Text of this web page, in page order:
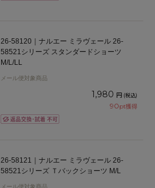
26-58120｜ナルエー ミラヴェール 26-
58521シリーズ スタンダードショーツ
M/L/LL
メール便対象商品
1,980 円 (税込)
90pt獲得
26-58121｜ナルエー ミラヴェール 26-
58521シリーズ Ｔバックショーツ M/L
メール便対象商品